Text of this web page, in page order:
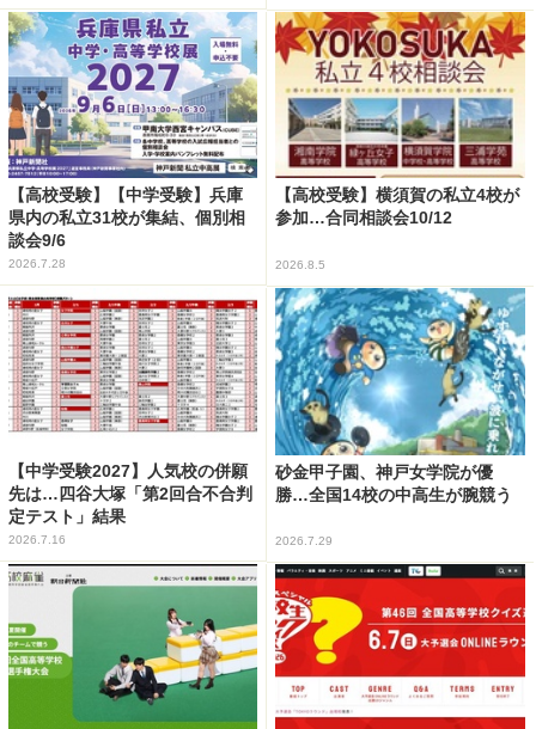
【高校受験】【中学受験】兵庫
県内の私立31校が集結、個別相
談会9/6
2026.7.28
【高校受験】横須賀の私立4校が
参加…合同相談会10/12
2026.8.5
【中学受験2027】人気校の併願
先は…四谷大塚「第2回合不合判
定テスト」結果
2026.7.16
砂金甲子園、神戸女学院が優
勝…全国14校の中高生が腕競う
2026.7.29